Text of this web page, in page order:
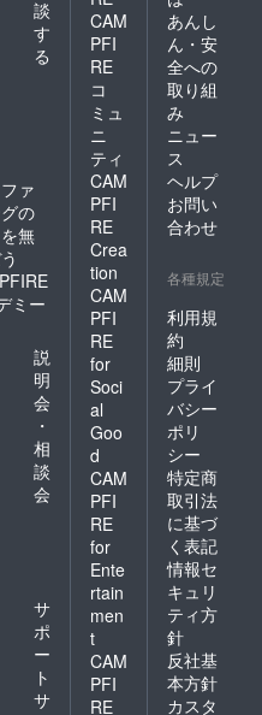
となり
ます。
上記２
つに該
当する
方のみ
のご支
援を受
付させ
て頂き
ます。
また、
実際に
撮影を
め、で
きれば
関東圏
内の方
のご応
募をお
待ちし
ており
ます。
談
す
る
ァ
の
無
ミー
説
明
会
・
相
談
会
サ
ポ
ー
ト
サ
CAM
PFI
RE
コ
ミュ
ニ
ティ
CAM
PFI
RE
Crea
tion
CAM
PFI
RE
for
Soci
al
Goo
d
CAM
PFI
RE
for
Ente
rtain
men
t
CAM
PFI
RE
あんし
ん・安
全への
取り組
み
ニュー
ス
ヘルプ
お問い
合わせ
各種規定
利用規
約
細則
プライ
バシー
ポリ
シー
特定商
取引法
に基づ
く表記
情報セ
キュリ
ティ方
針
反社基
本方針
カスタ